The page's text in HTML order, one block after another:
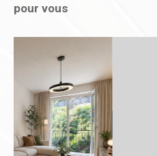
pour vous